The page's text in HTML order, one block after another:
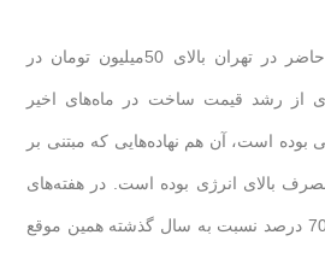
آصفی پاسخ داد: در حال حاضر در تهران بالای 50‌میلیون تومان در
از رشد قیمت ساخت در ماه‌های اخیر
بوده است، آن هم نهاده‌هایی که مبتنی بر
بالای انرژی بوده است. در هفته‌های
اخیر چند قلم از این کالاها 70 درصد نسبت به سال گذشته همین موقع